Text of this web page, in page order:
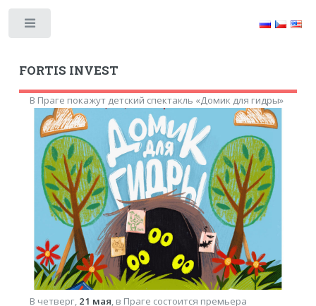
FORTIS INVEST
В Праге покажут детский спектакль «Домик для гидры»
В четверг, 21 мая, в Праге состоится премьера